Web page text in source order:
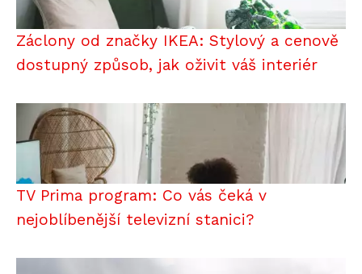
Záclony od značky IKEA: Stylový a cenově
dostupný způsob, jak oživit váš interiér
TV Prima program: Co vás čeká v
nejoblíbenější televizní stanici?